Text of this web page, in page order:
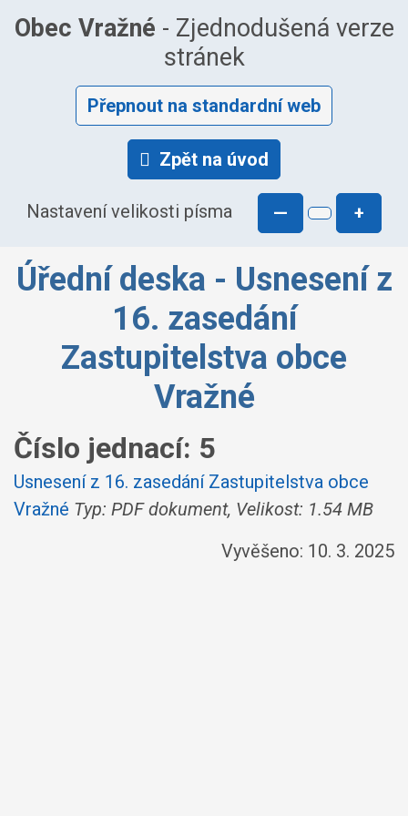
Obec Vražné - Zjednodušená verze
stránek
Přepnout na standardní web
Zpět na úvod
Nastavení velikosti písma — +
Úřední deska - Usnesení z
16. zasedání
Zastupitelstva obce
Vražné
Číslo jednací: 5
Usnesení z 16. zasedání Zastupitelstva obce
Vražné Typ: PDF dokument, Velikost: 1.54 MB
Vyvěšeno: 10. 3. 2025